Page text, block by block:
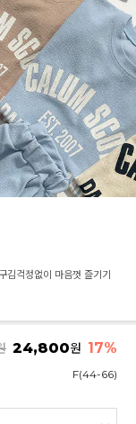
김걱정없이 마음껏 즐기기
24,800원 17%
F(44-66)